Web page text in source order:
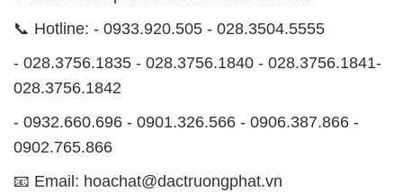
📞 Hotline: - 0933.920.505 - 028.3504.5555
- 028.3756.1835 - 028.3756.1840 - 028.3756.1841-
028.3756.1842
- 0932.660.696 - 0901.326.566 - 0906.387.866 -
0902.765.866
📧 Email: hoachat@dactruongphat.vn